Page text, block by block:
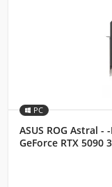
PC
ASUS ROG Astral -
GeForce RTX 5090